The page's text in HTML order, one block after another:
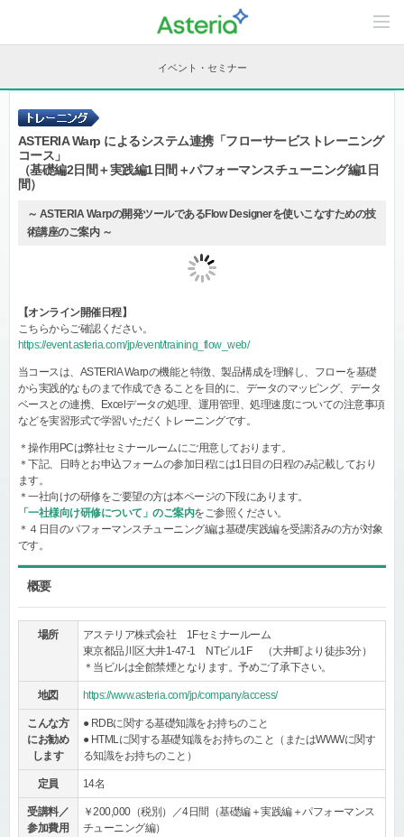
C
n
n
i
イベント・セミナー
ASTERIA Warp によるシステム連携「フローサービストレーニング
コース」
（基礎編2日間＋実践編1日間＋パフォーマンスチューニング編1日
間）
～ ASTERIA Warpの開発ツールであるFlow Designerを使いこなすための技
術講座のご案内 ～
【オンライン開催日程】
こちらからご確認ください。
https://event.asteria.com/jp/event/training_flow_web/
当コースは、ASTERIA Warpの機能と特徴、製品構成を理解し、フローを基礎
から実践的なものまで作成できることを目的に、データのマッピング、データ
ベースとの連携、Excelデータの処理、運用管理、処理速度についての注意事項
などを実習形式で学習いただくトレーニングです。
＊操作用PCは弊社セミナールームにご用意しております。
＊下記、日時とお申込フォームの参加日程には1日目の日程のみ記載しており
ます。
＊一社向けの研修をご要望の方は本ページの下段にあります。
「一社様向け研修について」のご案内をご参照ください。
＊４日目のパフォーマンスチューニング編は基礎/実践編を受講済みの方が対象
です。
概要
場所
アステリア株式会社 1Fセミナールーム
東京都品川区大井1-47-1 NTビル1F （大井町より徒歩3分）
＊当ビルは全館禁煙となります。予めご了承下さい。
地図 https://www.asteria.com/jp/company/access/
こんな方
にお勧め
します
● RDBに関する基礎知識をお持ちのこと
● HTMLに関する基礎知識をお持ちのこと（またはWWWに関す
る知識をお持ちのこと）
定員 14名
受講料／
参加費用
￥200,000（税別）／4日間（基礎編＋実践編＋パフォーマンス
チューニング編）